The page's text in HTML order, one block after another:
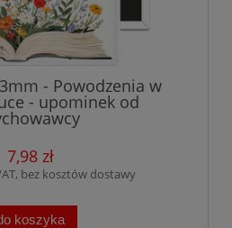
- Powodzenia w
- upominek od
7,98 zł
bez kosztów dostawy
koszyka